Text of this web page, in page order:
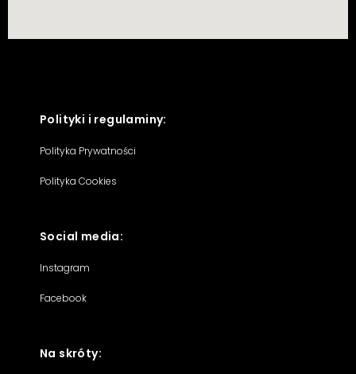
Polityki i regulaminy:
Polityka Prywatności
Polityka Cookies
Social media:
Instagram
Facebook
Na skróty: